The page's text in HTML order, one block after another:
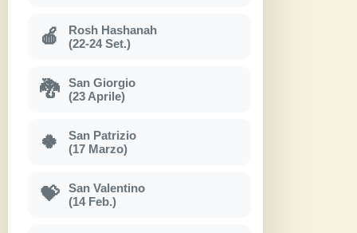
🍎
Rosh Hashanah
(22-24 Set.)
🐉
San Giorgio
(23 Aprile)
🍀
San Patrizio
(17 Marzo)
💝
San Valentino
(14 Feb.)